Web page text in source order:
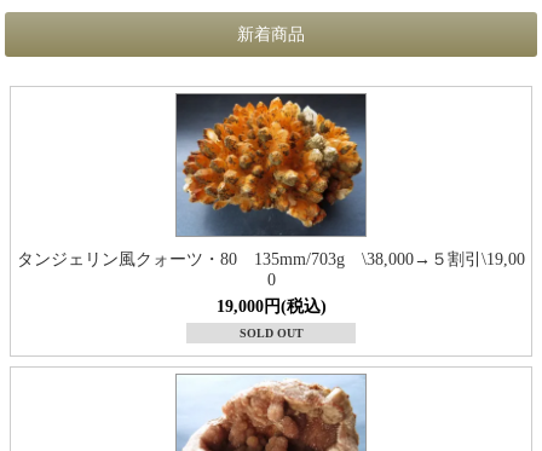
新着商品
タンジェリン風クォーツ・80 135mm/703g \38,000→５割引\19,00
0
19,000円(税込)
SOLD OUT